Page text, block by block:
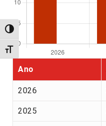
Alternar alto contraste
Alternar tamanho da fonte
Ano
2026
2025